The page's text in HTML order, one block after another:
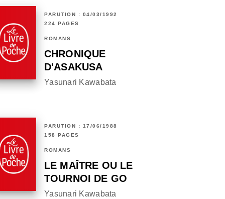
PARUTION : 04/03/1992
224 PAGES
ROMANS
CHRONIQUE
D'ASAKUSA
Yasunari Kawabata
PARUTION : 17/06/1988
158 PAGES
ROMANS
LE MAÎTRE OU LE
TOURNOI DE GO
Yasunari Kawabata